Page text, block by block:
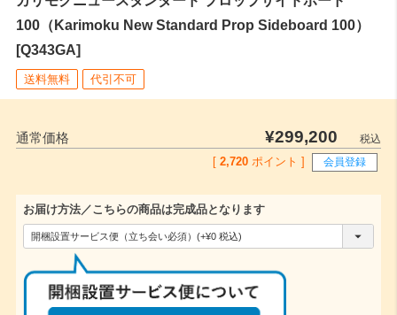
100（Karimoku New Standard Prop Sideboard 100）
[Q343GA]
送料無料 代引不可
通常価格 ¥299,200
税込
2,720 ポイント ] 会員登録
お届け方法／こちらの商品は完成品となります